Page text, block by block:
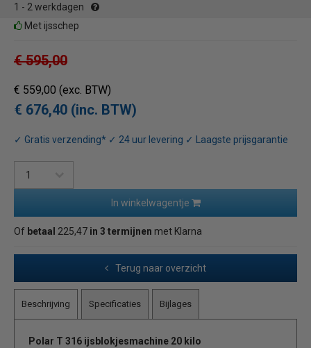
1 - 2 werkdagen
Met ijsschep
€ 595,00
€ 559,00 (exc. BTW)
€ 676,40 (inc. BTW)
✓ Gratis verzending* ✓ 24 uur levering ✓ Laagste prijsgarantie
In winkelwagentje
Of betaal 225,47 in 3 termijnen met Klarna
Terug naar overzicht
Beschrijving Specificaties Bijlages
Polar T 316 ijsblokjesmachine 20 kilo